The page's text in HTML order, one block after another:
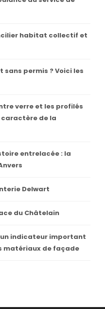
habitat collectif et
sans permis ? Voici les
verre et les profilés
de la
entrelacée : la
Delwart
du Châtelain
un indicateur important
matériaux de façade